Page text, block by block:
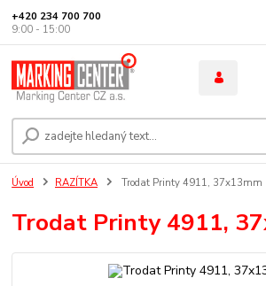
+420 234 700 700
9:00 - 15:00
Úvod RAZÍTKA Trodat Printy 4911, 37x13mm
Trodat Printy 4911,